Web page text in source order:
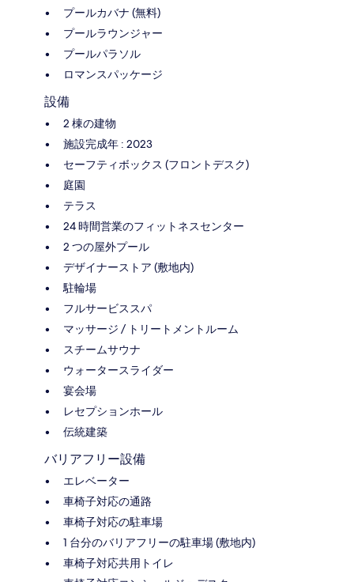
プールカバナ (無料)
プールラウンジャー
プールパラソル
ロマンスパッケージ
設備
2 棟の建物
施設完成年 : 2023
セーフティボックス (フロントデスク)
庭園
テラス
24 時間営業のフィットネスセンター
2 つの屋外プール
デザイナーストア (敷地内)
駐輪場
フルサービススパ
マッサージ / トリートメントルーム
スチームサウナ
ウォータースライダー
宴会場
レセプションホール
伝統建築
バリアフリー設備
エレベーター
車椅子対応の通路
車椅子対応の駐車場
1 台分のバリアフリーの駐車場 (敷地内)
車椅子対応共用トイレ